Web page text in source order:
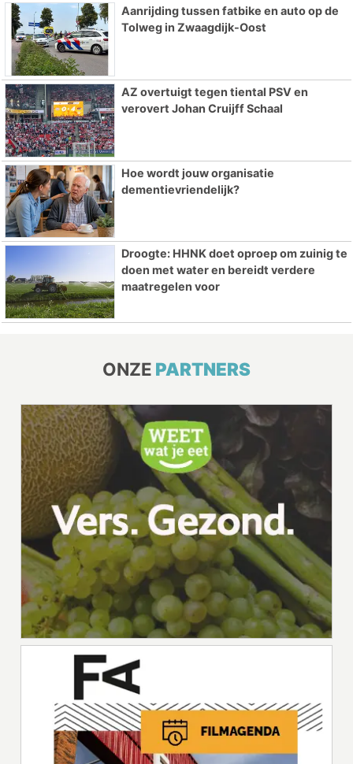
Aanrijding tussen fatbike en auto op de
Tolweg in Zwaagdijk-Oost
AZ overtuigt tegen tiental PSV en
verovert Johan Cruijff Schaal
Hoe wordt jouw organisatie
dementievriendelijk?
Droogte: HHNK doet oproep om zuinig te
doen met water en bereidt verdere
maatregelen voor
ONZE PARTNERS